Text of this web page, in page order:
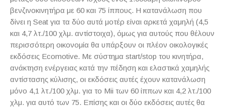
βενζινοκινητήρα με 60 και 75 ίππους. Η κατανάλωση που
δίνει η Seat για τα δύο αυτά μοτέρ είναι αρκετά χαμηλή (4,5
και 4,7 λτ./100 χλμ. αντίστοιχα), όμως για αυτούς που θέλουν
περισσότερη οικονομία θα υπάρξουν οι πλέον οικολογικές
εκδόσεις Ecomotive. Με σύστημα start/stop του κινητήρα,
ανάκτηση ενέργειας κατά την πέδηση και ελαστικά χαμηλής
αντίστασης κύλισης, οι εκδόσεις αυτές έχουν κατανάλωση
μόνο 4,1 λτ./100 χλμ. για το Mii των 60 ίππων και 4,2 λτ./100
χλμ. για αυτό των 75. Επίσης και οι δύο εκδόσεις αυτές θα